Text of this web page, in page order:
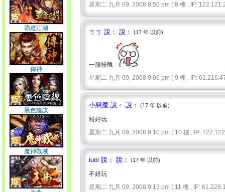
霸道江湖
傳神
黑色陰謀
魔神戰域
星期二 九月 09, 2008 8:50 pm ( 8 樓 , IP:
ㄎㄎ 說： 說： (17 年 以前)
一服粉醜
星期二 九月 09, 2008 9:06 pm ( 9 樓 , IP:
小惡魔 說： 說： (17 年 以前)
粉好玩
星期二 九月 09, 2008 9:10 pm ( 10 樓 , IP:
iuoi 說： 說： (17 年 以前)
不錯玩
星期二 九月 09, 2008 9:13 pm ( 11 樓 , IP: